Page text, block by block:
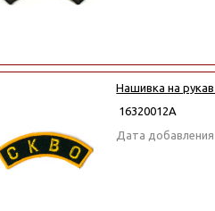
Нашивка на
16320012А
Дата